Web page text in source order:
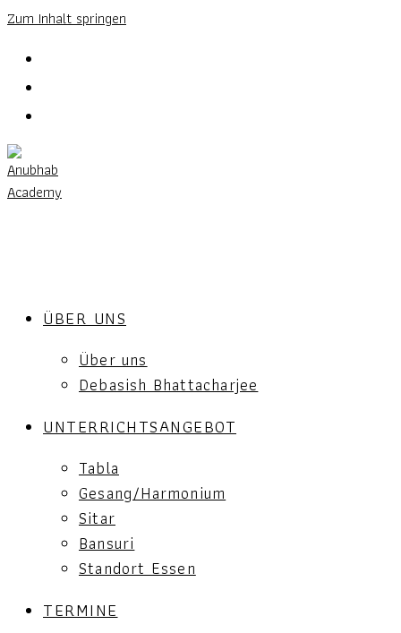
Zum Inhalt springen
ÜBER UNS
Über uns
Debasish Bhattacharjee
UNTERRICHTSANGEBOT
Tabla
Gesang/Harmonium
Sitar
Bansuri
Standort Essen
TERMINE